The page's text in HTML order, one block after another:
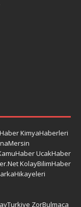
KimyaHaberleri
UcakHaber
KolayBilimHaber
ZorBulmaca